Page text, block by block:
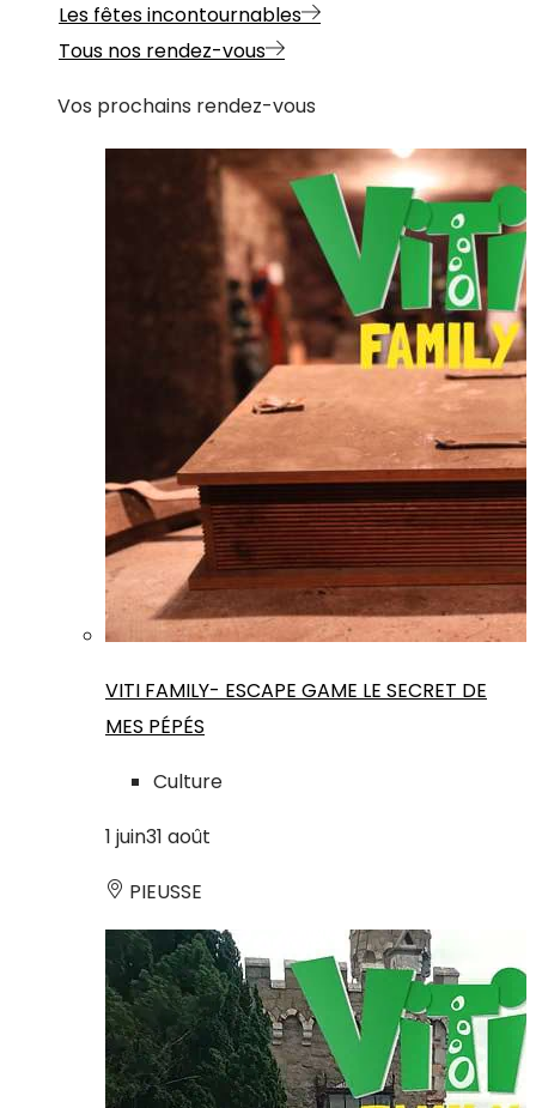
Les fêtes incontournables
Tous nos rendez-vous
Vos prochains rendez-vous
VITI FAMILY- ESCAPE GAME LE SECRET DE
MES PÉPÉS
Culture
1 juin31 août
PIEUSSE